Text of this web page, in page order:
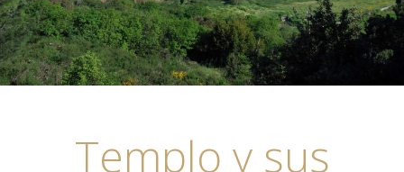
Templo y sus